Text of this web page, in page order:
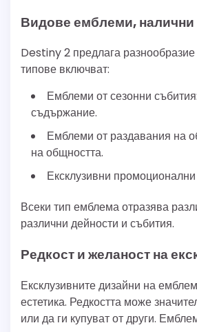
Видове емблеми,
Destiny 2 предлага
типове включват:
Емблеми от сезонни
съдържание.
Емблеми от раздавания на
на общността.
Ексклузивни
Всеки тип емблема отразява
различни дейности и събития.
Редкост и желаност на
Ексклузивните дизайни на
естетика. Редкостта може
или да ги купуват от други.